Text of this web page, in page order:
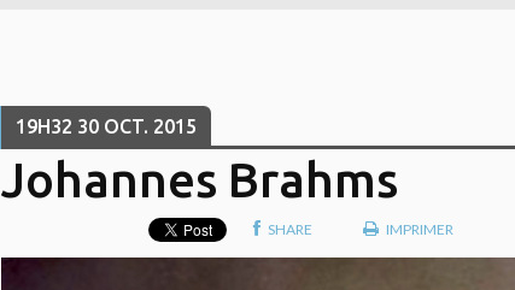
19H32 30 OCT. 2015
Johannes Brahms
SHARE IMPRIMER